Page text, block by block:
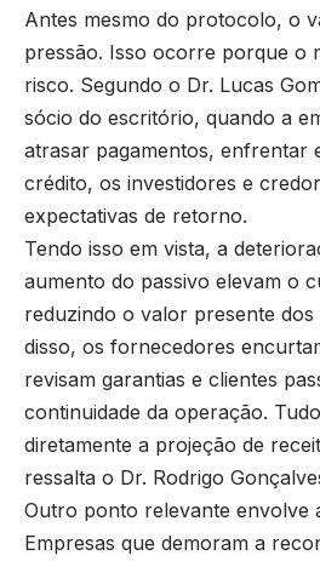
Antes mesmo do protocolo, o
pressão. Isso ocorre porque o
risco. Segundo o Dr. Lucas
sócio do escritório, quando a
atrasar pagamentos, enfrentar
crédito, os investidores e
expectativas de retorno.
Tendo isso em vista, a
aumento do passivo elevam o
reduzindo o valor presente
disso, os fornecedores
revisam garantias e clientes
continuidade da operação.
diretamente a projeção de
ressalta o Dr. Rodrigo
Outro ponto relevante envolve
Empresas que demoram a